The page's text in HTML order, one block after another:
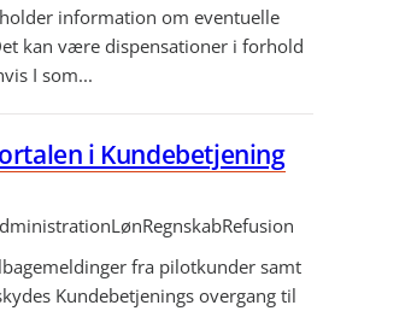
information om eventuelle
kan være dispensationer i forhold
I som...
i Kundebetjening
LønRegnskabRefusion
fra pilotkunder samt
Kundebetjenings overgang til